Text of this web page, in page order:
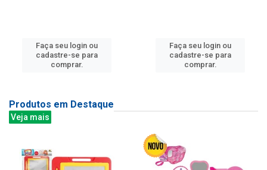
Faça seu login ou
cadastre-se para
comprar.
Faça seu login ou
cadastre-se para
comprar.
Produtos em Destaque
Veja mais